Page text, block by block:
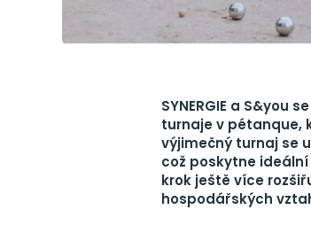
SYNERGIE a
turnaje v pétanque,
výjimečný turnaj se
což poskytne
krok ještě více
hospodářských